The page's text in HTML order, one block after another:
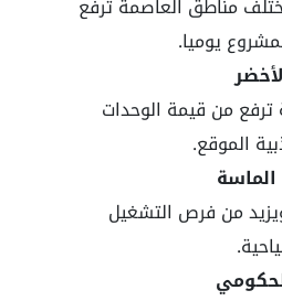
مناطق العاصمة ترفع
يوميا.
ترفع من قيمة الوحدات
الموقع.
من فرص التشغيل